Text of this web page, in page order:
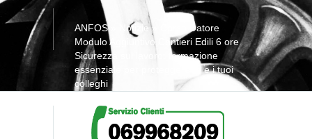
ANFOS» Notizie» Corso Datore
Modulo Aggiuntivo Cantieri Edili 6 ore
Sicurezza sul lavoro: formazione
essenziale per proteggere te e i tuoi
colleghi